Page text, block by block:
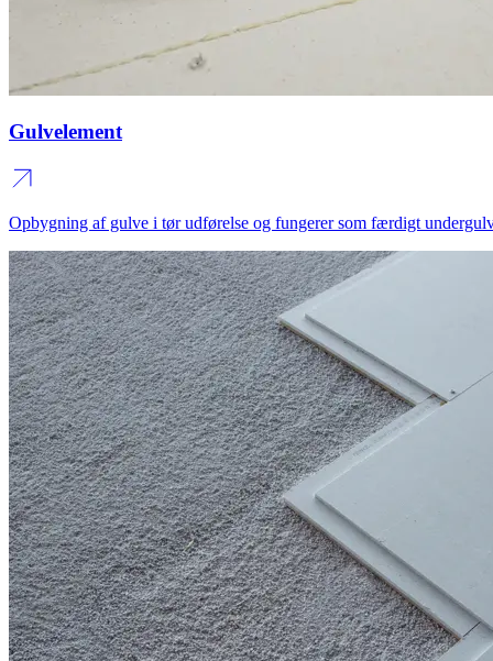
Gulvelement
Opbygning af gulve i tør udførelse og fungerer som færdigt